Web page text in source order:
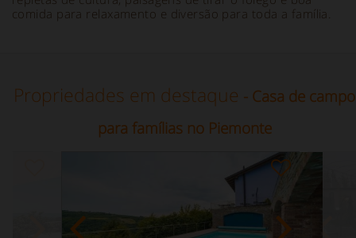
comida para relaxamento e diversão para toda a família.
Propriedades em destaque - Casa de campo
para famílias no Piemonte